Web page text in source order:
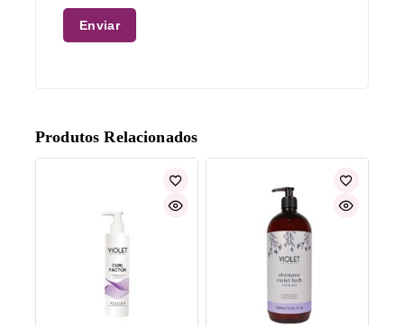
Produtos Relacionados